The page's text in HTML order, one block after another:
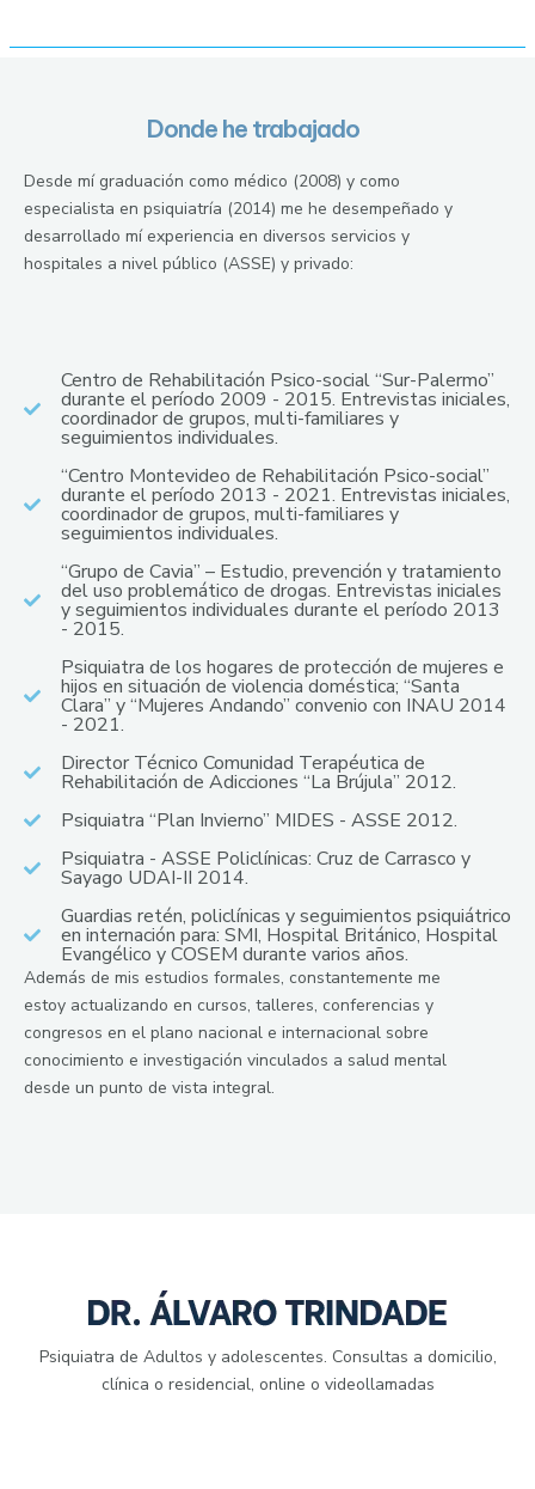
Donde he trabajado
Desde mí graduación como médico (2008) y como
especialista en psiquiatría (2014) me he desempeñado y
desarrollado mí experiencia en diversos servicios y
hospitales a nivel público (ASSE) y privado:
Centro de Rehabilitación Psico-social “Sur-Palermo”
durante el período 2009 - 2015. Entrevistas iniciales,
coordinador de grupos, multi-familiares y
seguimientos individuales.
“Centro Montevideo de Rehabilitación Psico-social”
durante el período 2013 - 2021. Entrevistas iniciales,
coordinador de grupos, multi-familiares y
seguimientos individuales.
“Grupo de Cavia” – Estudio, prevención y tratamiento
del uso problemático de drogas. Entrevistas iniciales
y seguimientos individuales durante el período 2013
- 2015.
Psiquiatra de los hogares de protección de mujeres e
hijos en situación de violencia doméstica; “Santa
Clara” y “Mujeres Andando” convenio con INAU 2014
- 2021.
Director Técnico Comunidad Terapéutica de
Rehabilitación de Adicciones “La Brújula” 2012.
Psiquiatra “Plan Invierno” MIDES - ASSE 2012.
Psiquiatra - ASSE Policlínicas: Cruz de Carrasco y
Sayago UDAI-II 2014.
Guardias retén, policlínicas y seguimientos psiquiátrico
en internación para: SMI, Hospital Británico, Hospital
Evangélico y COSEM durante varios años.
Además de mis estudios formales, constantemente me
estoy actualizando en cursos, talleres, conferencias y
congresos en el plano nacional e internacional sobre
conocimiento e investigación vinculados a salud mental
desde un punto de vista integral.
Psiquiatra de Adultos y adolescentes. Consultas a domicilio,
clínica o residencial, online o videollamadas